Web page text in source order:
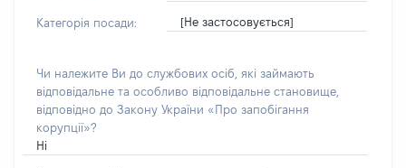
Категорія посади: [Не застосовується]
Чи належите Ви до службових осіб, які займають
відповідальне та особливо відповідальне становище,
відповідно до Закону України «Про запобігання
корупції»?
Ні